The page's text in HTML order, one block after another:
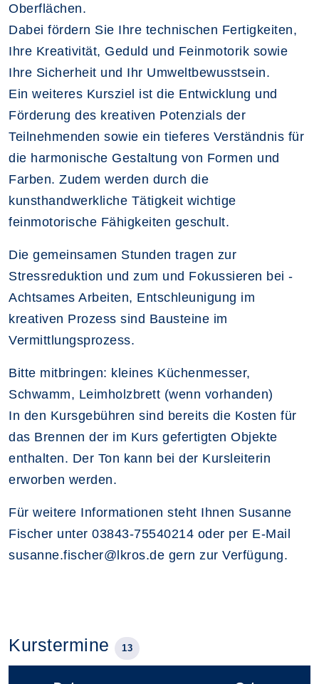
Oberflächen.
Dabei fördern Sie Ihre technischen Fertigkeiten,
Ihre Kreativität, Geduld und Feinmotorik sowie
Ihre Sicherheit und Ihr Umweltbewusstsein.
Ein weiteres Kursziel ist die Entwicklung und
Förderung des kreativen Potenzials der
Teilnehmenden sowie ein tieferes Verständnis für
die harmonische Gestaltung von Formen und
Farben. Zudem werden durch die
kunsthandwerkliche Tätigkeit wichtige
feinmotorische Fähigkeiten geschult.
Die gemeinsamen Stunden tragen zur
Stressreduktion und zum und Fokussieren bei -
Achtsames Arbeiten, Entschleunigung im
kreativen Prozess sind Bausteine im
Vermittlungsprozess.
Bitte mitbringen: kleines Küchenmesser,
Schwamm, Leimholzbrett (wenn vorhanden)
In den Kursgebühren sind bereits die Kosten für
das Brennen der im Kurs gefertigten Objekte
enthalten. Der Ton kann bei der Kursleiterin
erworben werden.
Für weitere Informationen steht Ihnen Susanne
Fischer unter 03843-75540214 oder per E-Mail
susanne.fischer@lkros.de gern zur Verfügung.
Kurstermine 13